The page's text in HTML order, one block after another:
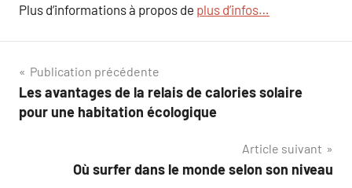
Plus d’informations à propos de plus d’infos…
Navigation
de
Publication précédente
Les avantages de la relais de calories solaire
pour une habitation écologique
Article suivant
Où surfer dans le monde selon son niveau